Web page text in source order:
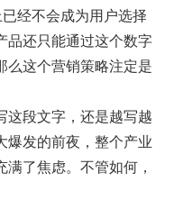
经不会成为用户选择
品还只能通过这个数字
么这个营销策略注定是
这段文字，还是越写越
爆发的前夜，整个产业
了焦虑。不管如何，